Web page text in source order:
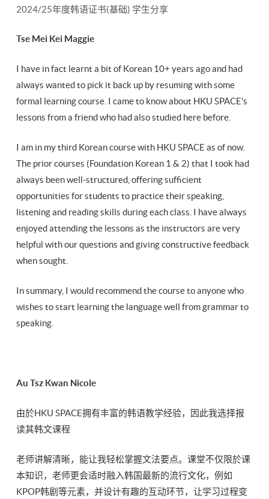
2024/25年度韩语证书(基础) 学生分享
Tse Mei Kei Maggie
I have in fact learnt a bit of Korean 10+ years ago and had
always wanted to pick it back up by resuming with some
formal learning course. I came to know about HKU SPACE's
lessons from a friend who had also studied here before.
I am in my third Korean course with HKU SPACE as of now.
The prior courses (Foundation Korean 1 & 2) that I took had
always been well-structured, offering sufficient
opportunities for students to practice their speaking,
listening and reading skills during each class. I have always
enjoyed attending the lessons as the instructors are very
helpful with our questions and giving constructive feedback
when sought.
In summary, I would recommend the course to anyone who
wishes to start learning the language well from grammar to
speaking.
Au Tsz Kwan Nicole
由於HKU SPACE拥有丰富的韩语教学经验，因此我选择报
读其韩文课程
老师讲解清晰，能让我轻松掌握文法要点。课堂不仅限於课
本知识，老师更会适时融入韩国最新的流行文化，例如
KPOP韩剧等元素，并设计有趣的互动环节，让学习过程变